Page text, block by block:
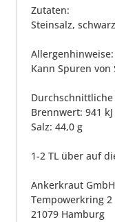
Zutaten:
Steinsalz,
Allergenhinweise:
Kann Spuren
Brennwert: 941
Salz: 44,0 g
1-2 TL über auf
Ankerkraut GmbH
Tempowerkring 2
21079 Hamburg